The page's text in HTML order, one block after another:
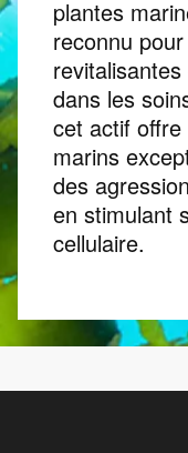
plantes
reconnu
dans les
cet actif
marins
des
en stimulant
cellulaire.